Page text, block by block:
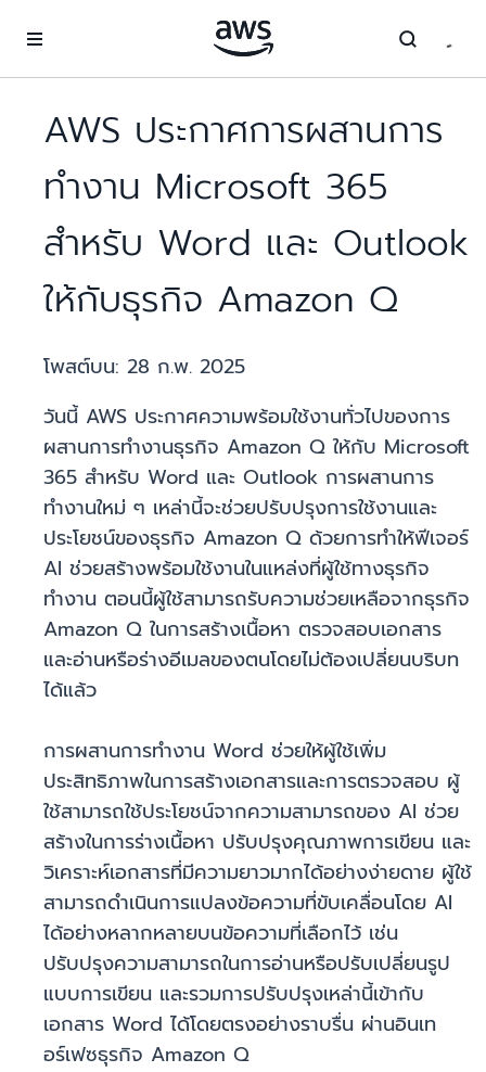
AWS ประกาศการผสานการ
ทำงาน Microsoft 365
สำหรับ Word และ Outlook
ให้กับธุรกิจ Amazon Q
โพสต์บน: 28 ก.พ. 2025
วันนี้ AWS ประกาศความพร้อมใช้งานทั่วไปของการ
ผสานการทำงานธุรกิจ Amazon Q ให้กับ Microsoft
365 สำหรับ Word และ Outlook การผสานการ
ทำงานใหม่ ๆ เหล่านี้จะช่วยปรับปรุงการใช้งานและ
ประโยชน์ของธุรกิจ Amazon Q ด้วยการทำให้ฟีเจอร์
AI ช่วยสร้างพร้อมใช้งานในแหล่งที่ผู้ใช้ทางธุรกิจ
ทำงาน ตอนนี้ผู้ใช้สามารถรับความช่วยเหลือจากธุรกิจ
Amazon Q ในการสร้างเนื้อหา ตรวจสอบเอกสาร
และอ่านหรือร่างอีเมลของตนโดยไม่ต้องเปลี่ยนบริบท
ได้แล้ว
การผสานการทำงาน Word ช่วยให้ผู้ใช้เพิ่ม
ประสิทธิภาพในการสร้างเอกสารและการตรวจสอบ ผู้
ใช้สามารถใช้ประโยชน์จากความสามารถของ AI ช่วย
สร้างในการร่างเนื้อหา ปรับปรุงคุณภาพการเขียน และ
วิเคราะห์เอกสารที่มีความยาวมากได้อย่างง่ายดาย ผู้ใช้
สามารถดำเนินการแปลงข้อความที่ขับเคลื่อนโดย AI
ได้อย่างหลากหลายบนข้อความที่เลือกไว้ เช่น
ปรับปรุงความสามารถในการอ่านหรือปรับเปลี่ยนรูป
แบบการเขียน และรวมการปรับปรุงเหล่านี้เข้ากับ
เอกสาร Word ได้โดยตรงอย่างราบรื่น ผ่านอินเท
อร์เฟซธุรกิจ Amazon Q